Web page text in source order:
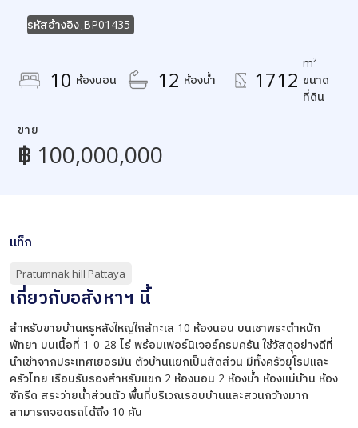
รหัสอ้างอิง ฺBP01435
10 ห้องนอน 12 ห้องน้ำ 1712
m²
ขนาด
ที่ดิน
ขาย
฿ 100,000,000
แท็ก
Pratumnak hill Pattaya
เกี่ยวกับอสังหาฯ นี้
สำหรับขายบ้านหรูหลังใหญ่ใกล้ทะเล 10 ห้องนอน บนเชาพระตำหนัก
พัทยา บนเนื้อที่ 1-0-28 ไร่ พร้อมเฟอร์นิเจอร์ครบครัน ใช้วัสดุอย่างดีที่
นำเข้าจากประเทศเยอรมัน ตัวบ้านแยกเป็นสัดส่วน มีทั้งครัวยุโรปและ
ครัวไทย เรือนรับรองสำหรับแขก 2 ห้องนอน 2 ห้องน้ำ ห้องแม่บ้าน ห้อง
ซักรีด สระว่ายน้ำส่วนตัว พื้นที่บริเวณรอบบ้านและสวนกว้างมาก
สามารถจอดรถได้ถึง 10 คัน